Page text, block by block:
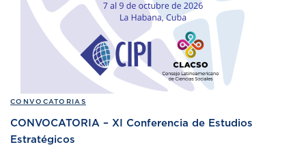
CONVOCATORIAS
CONVOCATORIA – XI Conferencia de Estudios
Estratégicos